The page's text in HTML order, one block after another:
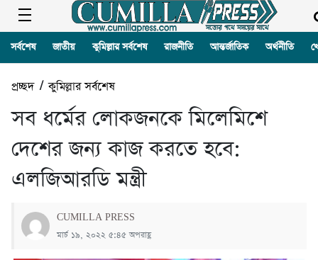
সর্বশেষ জাতীয় কুমিল্লার সর্বশেষ রাজনীতি আন্তর্জাতিক অর্থনীতি
প্রচ্ছদ/কুমিল্লার সর্বশেষ
সব ধর্মের লোকজনকে মিলেমিশে
দেশের জন্য কাজ করতে হবে:
এলজিআরডি মন্ত্রী
CUMILLA PRESS
মার্চ ১৯, ২০২২ ৫:৪৫ অপরাহ্ণ